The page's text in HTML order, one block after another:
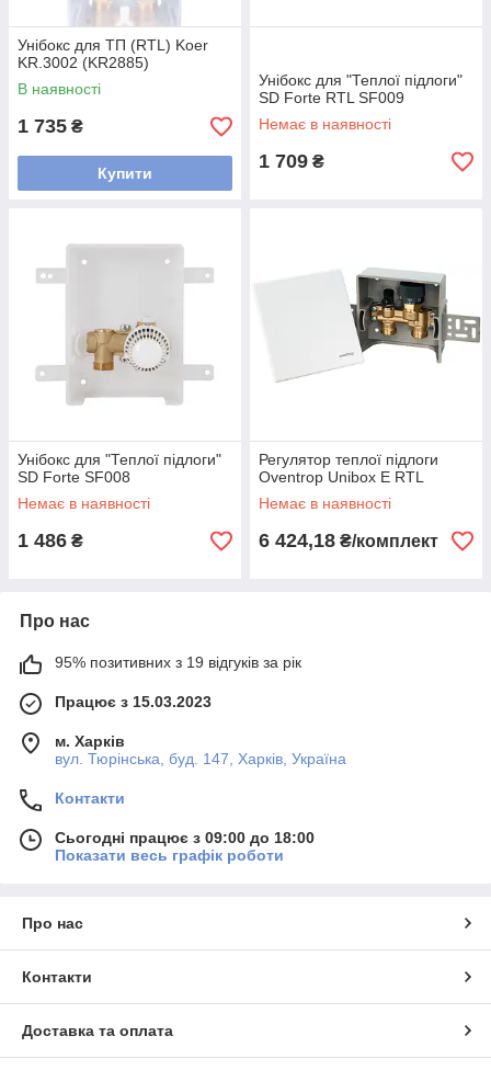
Унібокс для ТП (RTL) Koer
KR.3002 (KR2885)
В наявності
1 735 ₴
Купити
Унібокс для "Теплої підлоги"
SD Forte RTL SF009
Немає в наявності
1 709 ₴
Унібокс для "Теплої підлоги"
SD Forte SF008
Немає в наявності
1 486 ₴
Регулятор теплої підлоги
Oventrop Unibox Е RTL
Немає в наявності
6 424,18 ₴/комплект
Про нас
95% позитивних з 19 відгуків за рік
Працює з 15.03.2023
м. Харків
вул. Тюрінська, буд. 147, Харків, Україна
Контакти
Сьогодні працює з 09:00 до 18:00
Показати весь графік роботи
Про нас
Контакти
Доставка та оплата